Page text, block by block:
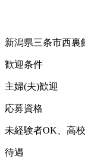
新潟県三条市西裏
歓迎条件
主婦(夫)歓迎
応募資格
未経験者OK、高
待遇